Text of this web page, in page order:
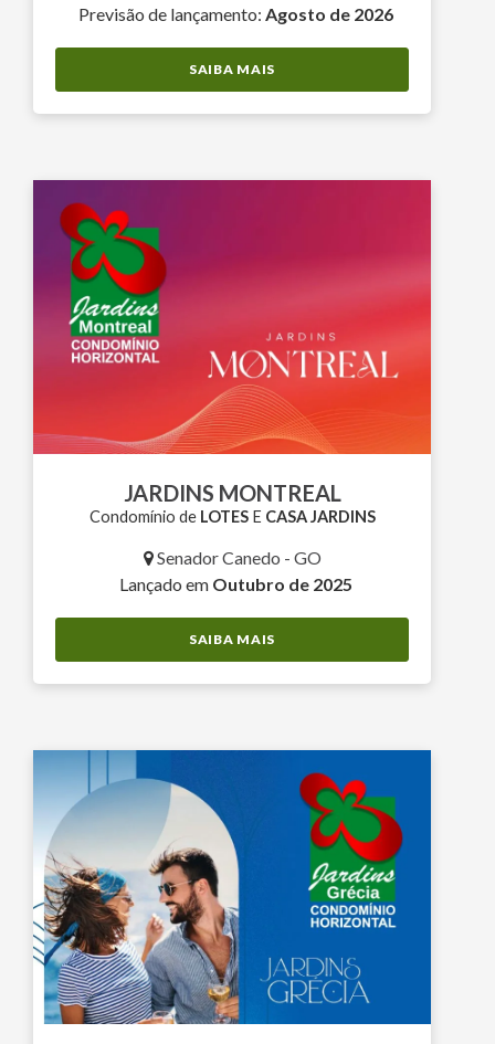
Previsão de lançamento: Agosto de 2026
SAIBA MAIS
JARDINS MONTREAL
Condomínio de LOTESE CASA JARDINS
Senador Canedo - GO
Lançado em Outubro de 2025
SAIBA MAIS